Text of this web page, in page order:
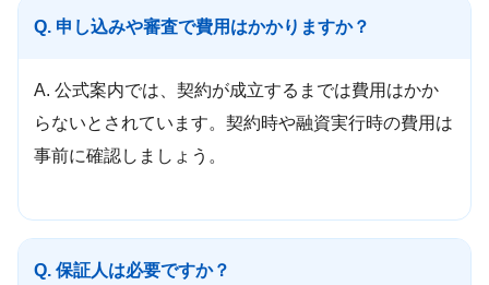
Q. 申し込みや審査で費用はかかりますか？
A. 公式案内では、契約が成立するまでは費用はかか
らないとされています。契約時や融資実行時の費用は
事前に確認しましょう。
Q. 保証人は必要ですか？